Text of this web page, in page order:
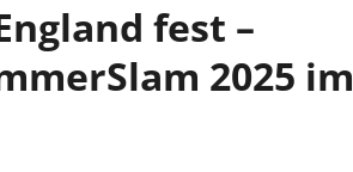
fest –
2025 im